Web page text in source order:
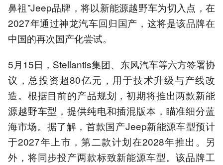
鼻祖”Jeep品牌，将以新能源越野车为切入点，在
2027年通过神龙汽车回归国产，这将是该品牌在
中国的再次国产化尝试。
5月15日，Stellantis集团、东风汽车等六方签署协
议，总投资超80亿元，用于技术升级与产线改
造。根据目前的产品规划，初期将推出两款新能
源越野车型，提供纯电和插混版本，瞄准细分蓝
海市场。据了解，首款国产Jeep新能源车型预计
于2027年上市，第二款计划在2028年推出。另
外，将同步投产两款标致新能源车型。该品牌工